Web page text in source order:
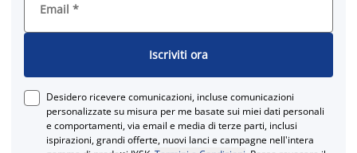
Email *
Iscriviti ora
Desidero ricevere comunicazioni, incluse comunicazioni
personalizzate su misura per me basate sui miei dati personali
e comportamenti, via email e media di terze parti, inclusi
ispirazioni, grandi offerte, nuovi lanci e campagne nell'intera